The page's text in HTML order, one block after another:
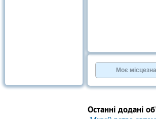
Моє
Останні додані